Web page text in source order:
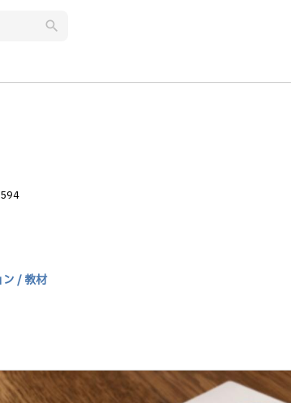
search
594
/ 教材